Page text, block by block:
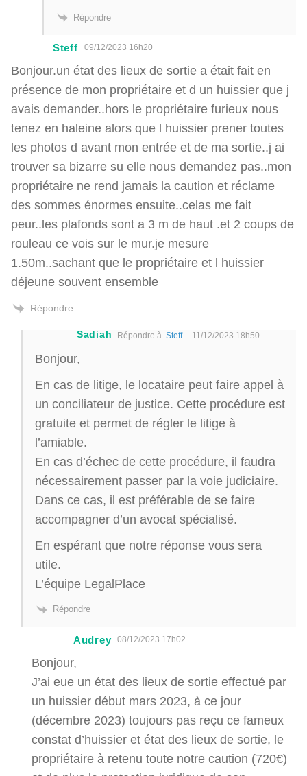
Répondre
Steff 09/12/2023 16h20
Bonjour.un état des lieux de sortie a était fait en
présence de mon propriétaire et d un huissier que j
avais demander..hors le propriétaire furieux nous
tenez en haleine alors que l huissier prener toutes
les photos d avant mon entrée et de ma sortie..j ai
trouver sa bizarre su elle nous demandez pas..mon
propriétaire ne rend jamais la caution et réclame
des sommes énormes ensuite..celas me fait
peur..les plafonds sont a 3 m de haut .et 2 coups de
rouleau ce vois sur le mur.je mesure
1.50m..sachant que le propriétaire et l huissier
déjeune souvent ensemble
Répondre
Sadiah Répondre àSteff 11/12/2023 18h50
Bonjour,
En cas de litige, le locataire peut faire appel à
un conciliateur de justice. Cette procédure est
gratuite et permet de régler le litige à
l’amiable.
En cas d’échec de cette procédure, il faudra
nécessairement passer par la voie judiciaire.
Dans ce cas, il est préférable de se faire
accompagner d’un avocat spécialisé.
En espérant que notre réponse vous sera
utile.
L’équipe LegalPlace
Répondre
Audrey 08/12/2023 17h02
Bonjour,
J’ai eue un état des lieux de sortie effectué par
un huissier début mars 2023, à ce jour
(décembre 2023) toujours pas reçu ce fameux
constat d’huissier et état des lieux de sortie, le
propriétaire à retenu toute notre caution (720€)